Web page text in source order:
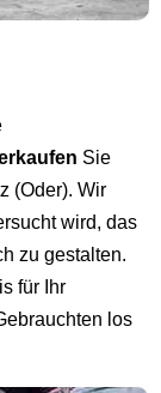
Sie
(Oder). Wir
wird, das
zu gestalten.
für Ihr
los